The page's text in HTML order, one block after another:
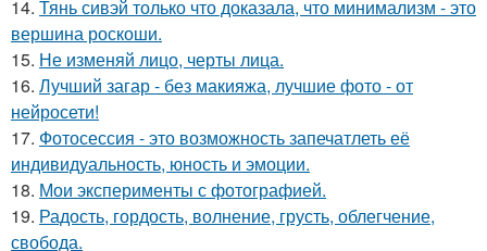
14. Тянь сивэй только что доказала, что минимализм - это
вершина роскоши.
15. Не изменяй лицо, черты лица.
16. Лучший загар - без макияжа, лучшие фото - от
нейросети!
17. Фотосессия - это возможность запечатлеть её
индивидуальность, юность и эмоции.
18. Мои эксперименты с фотографией.
19. Радость, гордость, волнение, грусть, облегчение,
свобода.